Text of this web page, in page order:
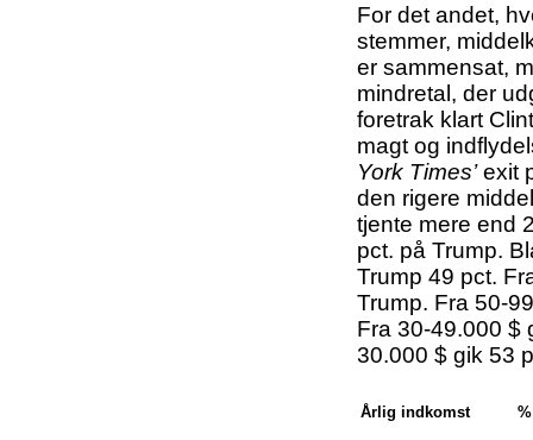
For det andet,
stemmer,
er sammensat,
mindretal, der
foretrak klart
magt og
York Times’exit
den rigere
tjente mere end
pct. på Trump.
Trump 49 pct.
Trump. Fra 50-
Fra 30-49.000 $
30.000 $ gik 53
Årlig indkomst